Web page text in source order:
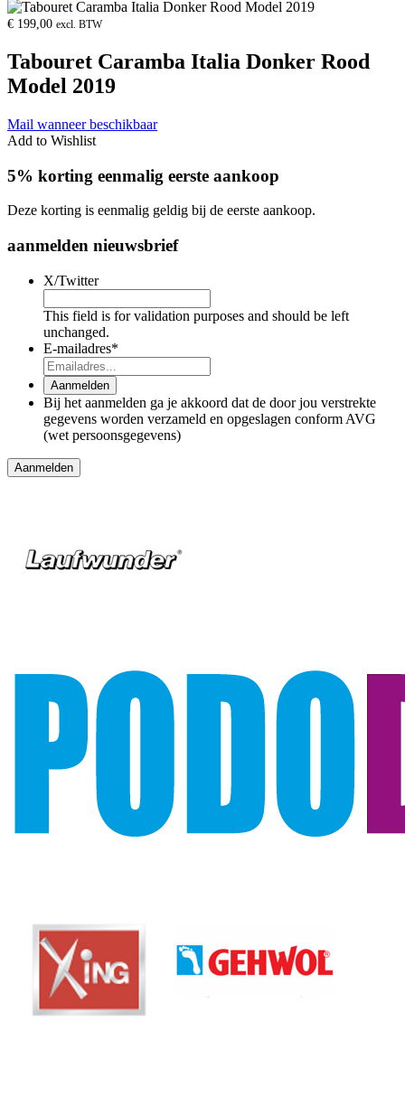
€ 199,00 excl. BTW
Tabouret Caramba Italia Donker Rood
Model 2019
Mail wanneer beschikbaar
Add to Wishlist
5% korting eenmalig eerste aankoop
Deze korting is eenmalig geldig bij de eerste aankoop.
aanmelden nieuwsbrief
X/Twitter
This field is for validation purposes and should be left
unchanged.
E-mailadres*
Aanmelden
Bij het aanmelden ga je akkoord dat de door jou verstrekte
gegevens worden verzameld en opgeslagen conform AVG
(wet persoonsgegevens)
Aanmelden